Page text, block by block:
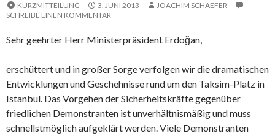
KURZMITTEILUNG
3. JUNI 2013
JOACHIM SCHAEFER
SCHREIBE EINEN KOMMENTAR
Sehr geehrter Herr Ministerpräsident Erdoğan,
erschüttert und in großer Sorge verfolgen wir die dramatischen
Entwicklungen und Geschehnisse rund um den Taksim-Platz in
Istanbul. Das Vorgehen der Sicherheitskräfte gegenüber
friedlichen Demonstranten ist unverhältnismäßig und muss
schnellstmöglich aufgeklärt werden. Viele Demonstranten